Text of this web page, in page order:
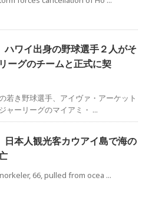
ハワイ出身の野球選手２人がそ
ーグのチームと正式に契
若き野球選手、アイヴァ・アーケット
ャーリーグのマイアミ・ ...
日本人観光客カウアイ島で海の
66, pulled from ocea ...